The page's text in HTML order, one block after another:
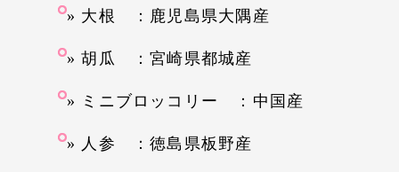
大根 ：鹿児島県大隅産
胡瓜 ：宮崎県都城産
ミニブロッコリー ：中国産
人参 ：徳島県板野産